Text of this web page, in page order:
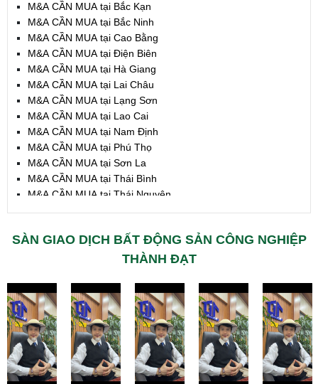
M&A CẦN MUA tại Bắc Kạn
M&A CẦN MUA tại Bắc Ninh
M&A CẦN MUA tại Cao Bằng
M&A CẦN MUA tại Điện Biên
M&A CẦN MUA tại Hà Giang
M&A CẦN MUA tại Lai Châu
M&A CẦN MUA tại Lạng Sơn
M&A CẦN MUA tại Lao Cai
M&A CẦN MUA tại Nam Định
M&A CẦN MUA tại Phú Thọ
M&A CẦN MUA tại Sơn La
M&A CẦN MUA tại Thái Bình
M&A CẦN MUA tại Thái Nguyên
M&A CẦN MUA tại Thừa T. Huế
M&A CẦN MUA tại Khánh Hoà
M&A CẦN MUA tại Bình Thuận
M&A CẦN MUA tại Đăk Nông
M&A CẦN MUA tại ĐắkLắk
M&A CẦN MUA tại Gia Lai
M&A CẦN MUA tại Hà Tĩnh
SÀN GIAO DỊCH BẤT ĐỘNG SẢN CÔNG NGHIỆP
THÀNH ĐẠT